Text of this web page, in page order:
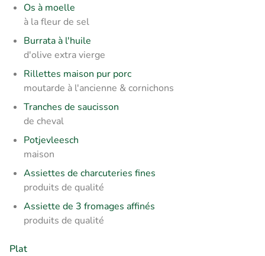
Os à moelle
à la fleur de sel
Burrata à l'huile
d'olive extra vierge
Rillettes maison pur porc
moutarde à l'ancienne & cornichons
Tranches de saucisson
de cheval
Potjevleesch
maison
Assiettes de charcuteries fines
produits de qualité
Assiette de 3 fromages affinés
produits de qualité
Plat